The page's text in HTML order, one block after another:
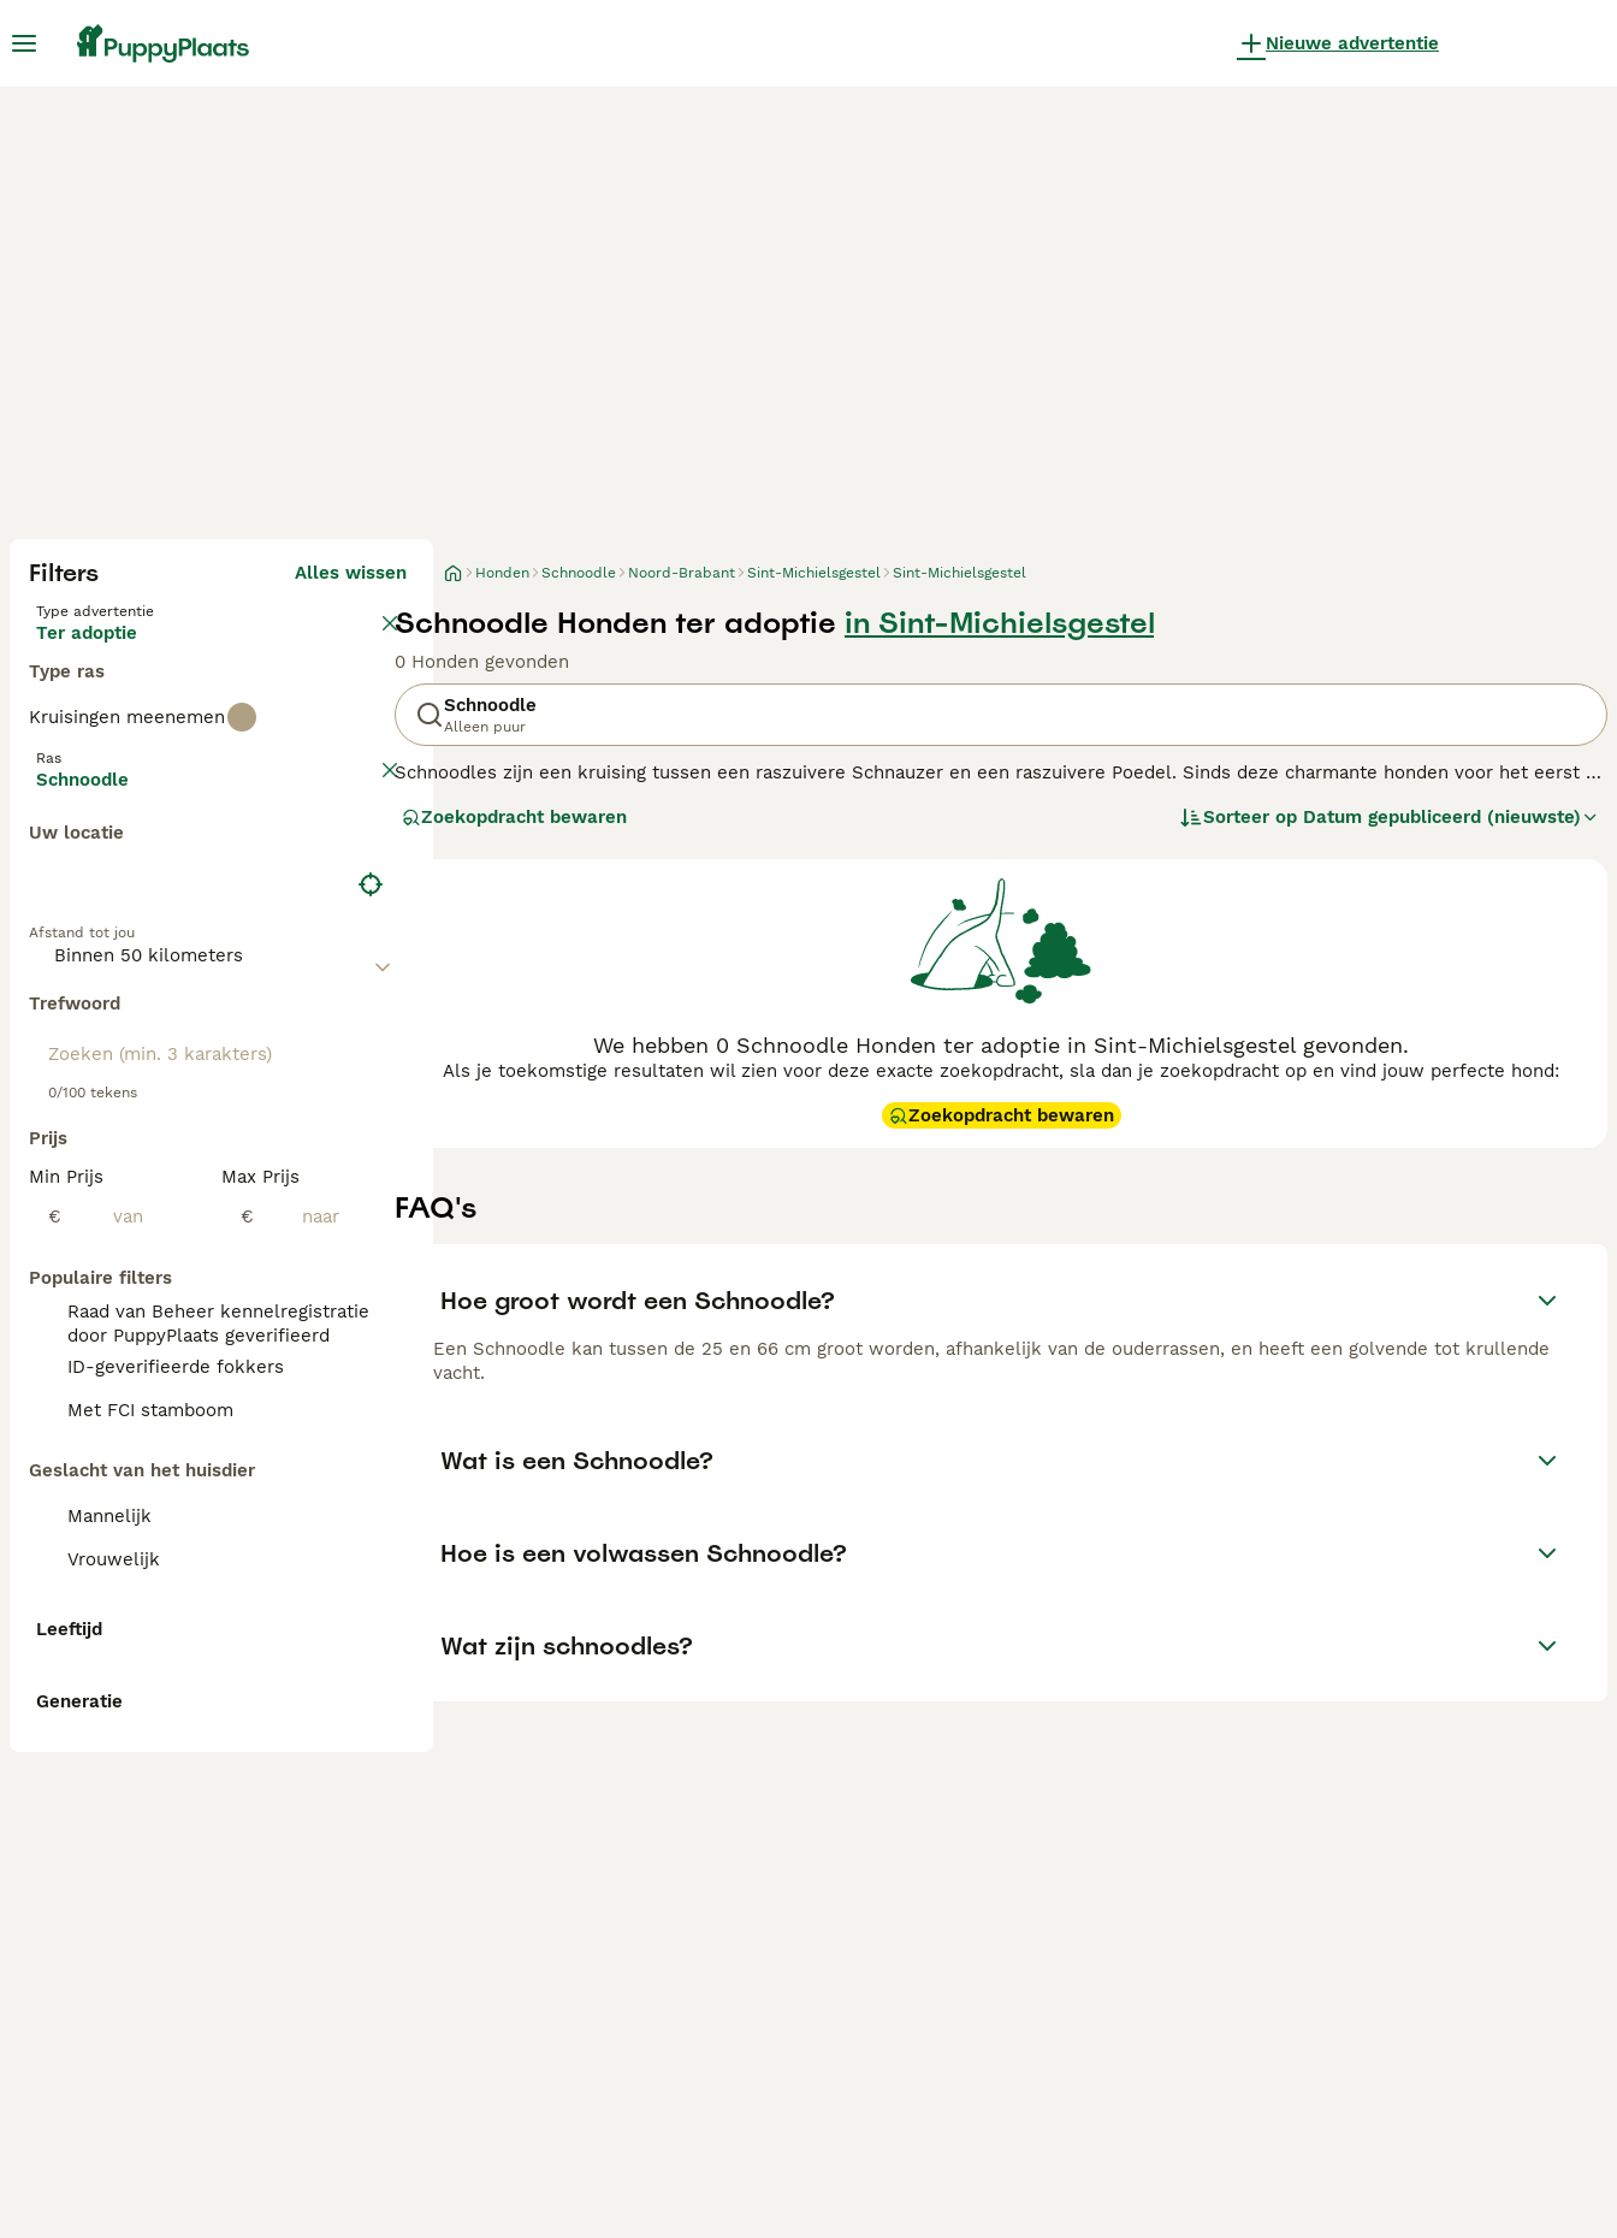
Nieuwe advertentie
Filters Alles wissen
Type advertentie
Ter adoptie
Type ras
Kruisingen meenemen
Ras
Schnoodle
Uw locatie
Afstand tot jou
Trefwoord
0/100 tekens
Prijs
Min Prijs
€
Max Prijs
€
Populaire filters
Raad van Beheer kennelregistratie
door PuppyPlaats geverifieerd
ID-geverifieerde fokkers
Met FCI stamboom
Geslacht van het huisdier
Mannelijk
Vrouwelijk
Leeftijd
Generatie
Honden Schnoodle Noord-Brabant Sint-Michielsgestel Sint-Michielsgestel
Schnoodle Honden ter adoptie in Sint-Michielsgestel
0 Honden gevonden
Schnoodle
Alleen puur
Schnoodles zijn een kruising tussen een raszuivere Schnauzer en een raszuivere Poedel. Sinds deze charmante honden voor het eerst op
van hun ouders geërfd, maar ze hebben ook veel van hun karaktereigenschappen geërfd. Dit betekent dat Schnoodles over het algemeen
Lees onze Schnoodle adviespagina voor informatie over dit hondenras.
Zoekopdracht bewaren Sorteer op Datum gepubliceerd (nieuwste)
We hebben 0 Schnoodle Honden ter adoptie in Sint-Michielsgestel gevonden.
Als je toekomstige resultaten wil zien voor deze exacte zoekopdracht, sla dan je zoekopdracht op en vind jouw perfecte hond:
Zoekopdracht bewaren
FAQ's
Hoe groot wordt een Schnoodle?
Een Schnoodle kan tussen de 25 en 66 cm groot worden, afhankelijk van de ouderrassen, en heeft een golvende tot krullende
vacht.
Wat is een Schnoodle?
Hoe is een volwassen Schnoodle?
Wat zijn schnoodles?